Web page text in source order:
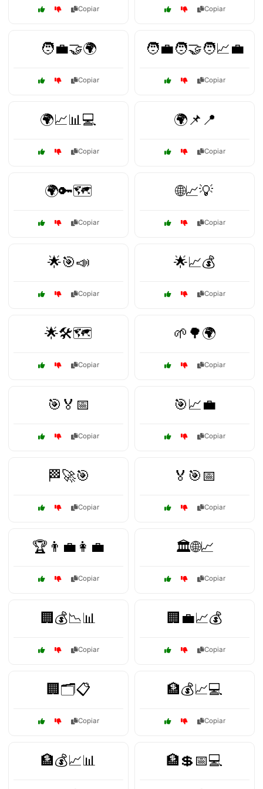
Copiar Copiar
🧑‍💼🤝🌍
Copiar
🧑‍💼🧑‍🤝‍🧑📈💼
Copiar
🌍📈📊💻
Copiar
🌍📌📍
Copiar
🌍🔑🗺️
Copiar
🌐📈💡
Copiar
🌟🎯📣
Copiar
🌟📈💰
Copiar
🌟🛠️🗺️
Copiar
🌱🌳🌍
Copiar
🎯🏅📅
Copiar
🎯📈💼
Copiar
🏁🚀🎯
Copiar
🏅🎯📅
Copiar
🏆👨‍💼👩‍💼
Copiar
🏛️🌐📈
Copiar
🏢💰📉📊
Copiar
🏢💼📈💰
Copiar
🏢🗂️📋
Copiar
🏦💰📈💻
Copiar
🏦💰📈📊 🏦💲📅💻